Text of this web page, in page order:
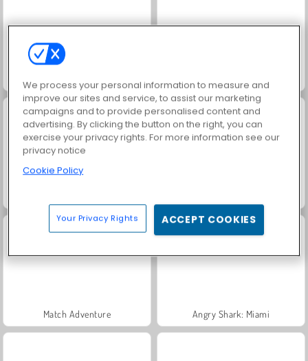
Match Adventure Angry Shark: Miami
We process your personal information to measure and
improve our sites and service, to assist our marketing
campaigns and to provide personalised content and
advertising. By clicking the button on the right, you can
exercise your privacy rights. For more information see our
privacy notice
Cookie Policy
Your Privacy Rights ACCEPT COOKIES